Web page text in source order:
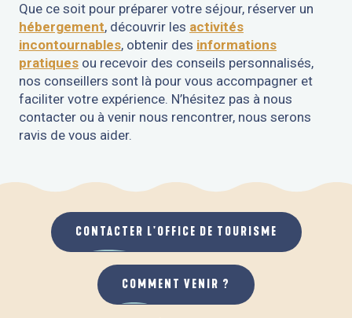
Que ce soit pour préparer votre séjour, réserver un
hébergement, découvrir les activités
incontournables, obtenir des informations
pratiques ou recevoir des conseils personnalisés,
nos conseillers sont là pour vous accompagner et
faciliter votre expérience. N’hésitez pas à nous
contacter ou à venir nous rencontrer, nous serons
ravis de vous aider.
CONTACT
CONTACTER L'OFFICE DE TOURISME
COMMENT VENIR ?